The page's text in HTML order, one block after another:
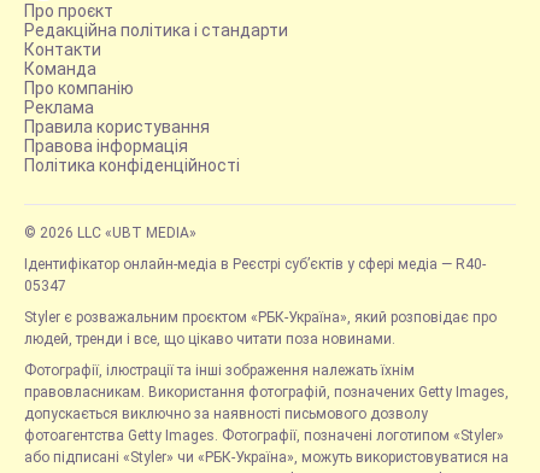
Про проєкт
Редакційна політика і стандарти
Контакти
Команда
Про компанію
Реклама
Правила користування
Правова інформація
Політика конфіденційності
© 2026 LLC «UBT MEDIA»
Ідентифікатор онлайн-медіа в Реєстрі суб’єктів у сфері медіа — R40-
05347
Styler є розважальним проєктом «РБК-Україна», який розповідає про
людей, тренди і все, що цікаво читати поза новинами.
Фотографії, ілюстрації та інші зображення належать їхнім
правовласникам. Використання фотографій, позначених Getty Images,
допускається виключно за наявності письмового дозволу
фотоагентства Getty Images. Фотографії, позначені логотипом «Styler»
або підписані «Styler» чи «РБК-Україна», можуть використовуватися на